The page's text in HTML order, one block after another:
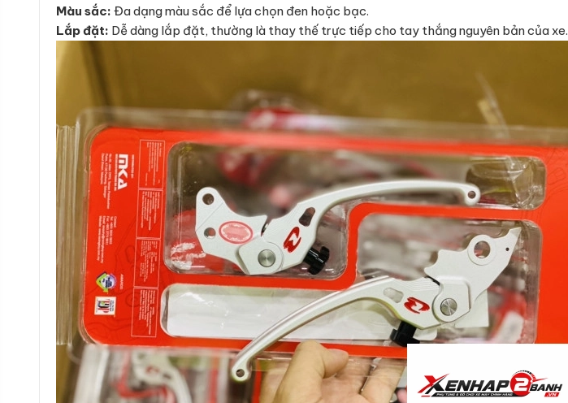
Màu sắc: Đa dạng màu sắc để lựa chọn đen hoặc bạc.
Lắp đặt: Dễ dàng lắp đặt, thường là thay thế trực tiếp cho tay thắng nguyên bản của xe.